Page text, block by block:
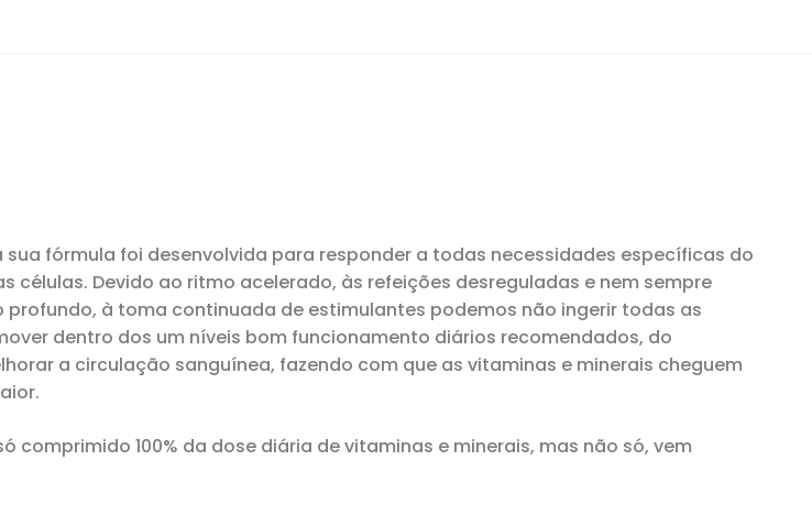
fórmula foi desenvolvida para responder a todas necessidades específicas do
Devido ao ritmo acelerado, às refeições desreguladas e nem sempre
à toma continuada de estimulantes podemos não ingerir todas as
dentro dos um níveis bom funcionamento diários recomendados, do
a circulação sanguínea, fazendo com que as vitaminas e minerais cheguem
100% da dose diária de vitaminas e minerais, mas não só, vem